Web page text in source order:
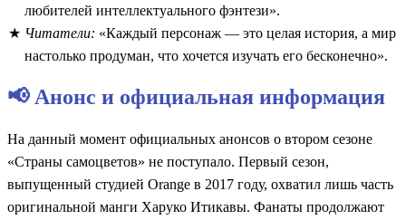
любителей интеллектуального фэнтези».
Читатели: «Каждый персонаж — это целая история, а мир
настолько продуман, что хочется изучать его бесконечно».
📢 Анонс и официальная информация
На данный момент официальных анонсов о втором сезоне
«Страны самоцветов» не поступало. Первый сезон,
выпущенный студией Orange в 2017 году, охватил лишь часть
оригинальной манги Харуко Итикавы. Фанаты продолжают